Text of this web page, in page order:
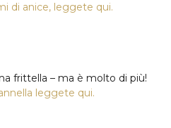
di anice, leggete qui.
frittella – ma è molto di più!
leggete qui.